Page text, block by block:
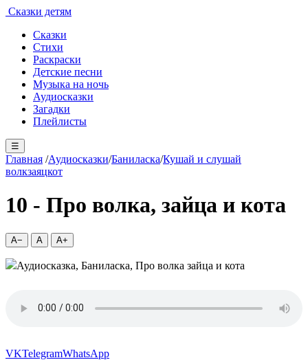
Сказки детям
Сказки
Стихи
Раскраски
Детские песни
Музыка на ночь
Аудиосказки
Загадки
Плейлисты
☰
Главная /Аудиосказки/Баниласка/Кушай и слушай
волкзаяцкот
10 - Про волка, зайца и кота
A− A A+
VKTelegramWhatsApp